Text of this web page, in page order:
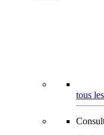
tous